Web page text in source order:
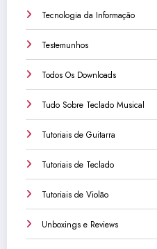
Tecnologia da Informação
Testemunhos
Todos Os Downloads
Tudo Sobre Teclado Musical
Tutoriais de Guitarra
Tutoriais de Teclado
Tutoriais de Violão
Unboxings e Reviews